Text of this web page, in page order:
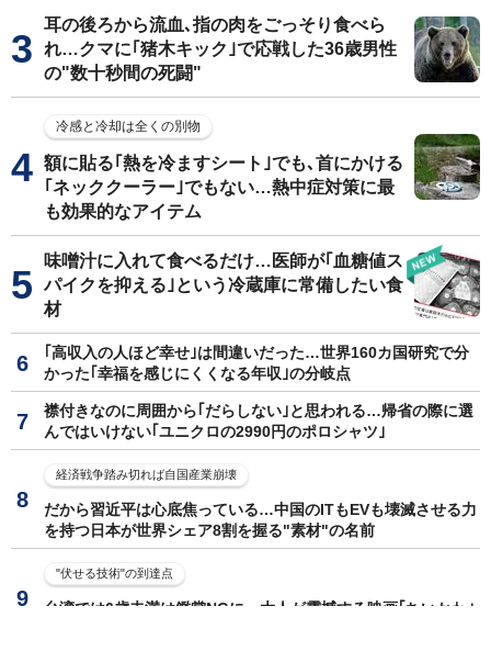
耳の後ろから流血､指の肉をごっそり食べら
れ…クマに｢猪木キック｣で応戦した36歳男性
の"数十秒間の死闘"
冷感と冷却は全くの別物
額に貼る｢熱を冷ますシート｣でも､首にかける
｢ネッククーラー｣でもない…熱中症対策に最
も効果的なアイテム
味噌汁に入れて食べるだけ…医師が｢血糖値ス
パイクを抑える｣という冷蔵庫に常備したい食
材
｢高収入の人ほど幸せ｣は間違いだった…世界160カ国研究で分
かった｢幸福を感じにくくなる年収｣の分岐点
襟付きなのに周囲から｢だらしない｣と思われる…帰省の際に選
んではいけない｢ユニクロの2990円のポロシャツ｣
経済戦争踏み切れば自国産業崩壊
だから習近平は心底焦っている…中国のITもEVも壊滅させる力
を持つ日本が世界シェア8割を握る"素材"の名前
"伏せる技術"の到達点
台湾では6歳未満は鑑賞NGに…大人が震撼する映画｢ちいかわ｣